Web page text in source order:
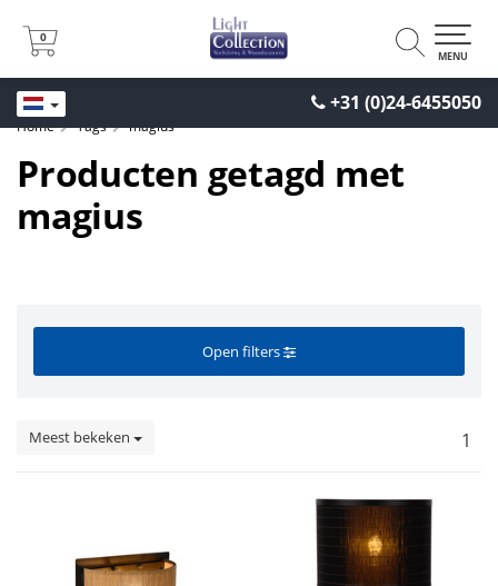
+31 (0)24-6455050
0
0
MENU
Home Tags magius
Producten getagd met
magius
Open filters
Meest bekeken 1